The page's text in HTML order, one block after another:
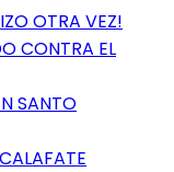
OTRA VEZ!
CONTRA EL
SANTO